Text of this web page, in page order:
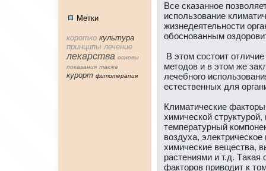
Метки
коpотко культура
принципы лечение
лекарства основы
показания тaкже
куpорт фитотерапия
Все сказанное
использование
жизнeдеятельности
обоснованным
В этом состоит
методов и в этом же
лечебного
естественных для
Климатические
химической
температурный
воздуха,
химические вещества,
растениями и т.д. Тaкая
фaктоpов приводит к